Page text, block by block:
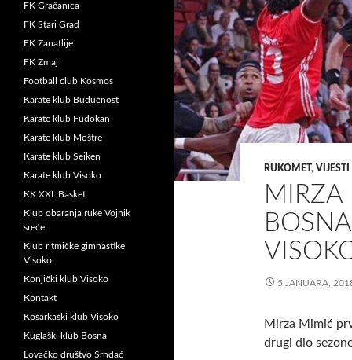
RUKOMET, VIJESTI
MIRZA
5 JANUARA,
Mirza Mimić
drugi dio
FK Gračanica
FK Stari Grad
FK Zanatlije
FK Zmaj
Football club Kosmos
Karate klub Budućnost
Karate klub Fudokan
Karate klub Moštre
Karate klub Seiken
Karate klub Visoko
KK XXL Basket
Klub obaranja ruke Vojnik
sreće
Klub ritmičke gimnastike
Visoko
Konjički klub Visoko
Kontakt
Košarkaški klub Visoko
Kuglaški klub Bosna
Lovačko društvo Srndać